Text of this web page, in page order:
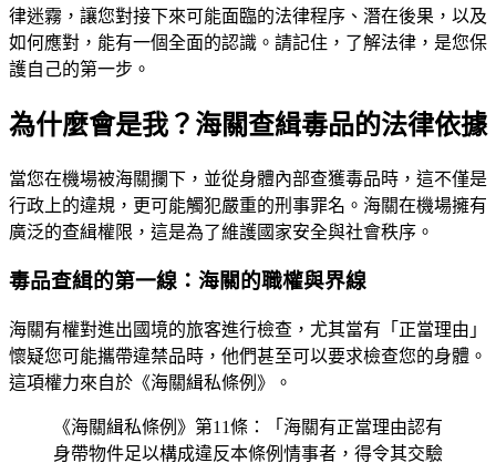
律迷霧，讓您對接下來可能面臨的法律程序、潛在後果，以及
如何應對，能有一個全面的認識。請記住，了解法律，是您保
護自己的第一步。
為什麼會是我？海關查緝毒品的法律依據
當您在機場被海關攔下，並從身體內部查獲毒品時，這不僅是
行政上的違規，更可能觸犯嚴重的刑事罪名。海關在機場擁有
廣泛的查緝權限，這是為了維護國家安全與社會秩序。
毒品查緝的第一線：海關的職權與界線
海關有權對進出國境的旅客進行檢查，尤其當有「正當理由」
懷疑您可能攜帶違禁品時，他們甚至可以要求檢查您的身體。
這項權力來自於《海關緝私條例》。
《海關緝私條例》第11條：「海關有正當理由認有
身帶物件足以構成違反本條例情事者，得令其交驗